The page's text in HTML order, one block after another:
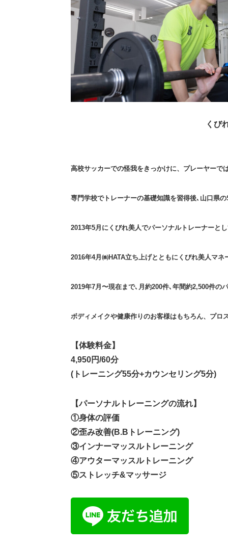
くび
高校サッカーでの怪我をきっかけに、プレーヤーで
専門学校でトレーナーの基礎知識を習得後､山口県
2013年5月にくびれ美人でパーソナルトレーナーとし
2016年4月㈱HATA立ち上げとともにくびれ美人マネ
2019年7月〜現在まで､月約200件､年間約2,500件の
ボディメイクや健康作りのお客様はもちろん、プロ
【体験料金】
4,950円/60分
(トレーニング55分+カウンセリング5分)
【パーソナルトレーニングの流れ】
①身体の評価
②歪み改善(B.Bトレーニング)
③インナーマッスルトレーニング
④アウターマッスルトレーニング
⑤ストレッチ&マッサージ